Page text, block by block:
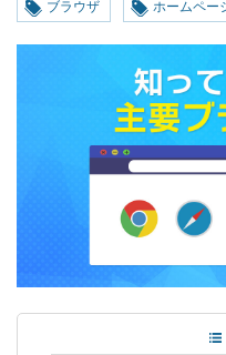
ブラウザ ホームペー